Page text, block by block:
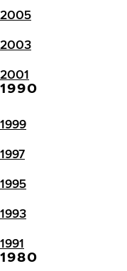
2005
2003
2001
1990
1999
1997
1995
1993
1991
1980